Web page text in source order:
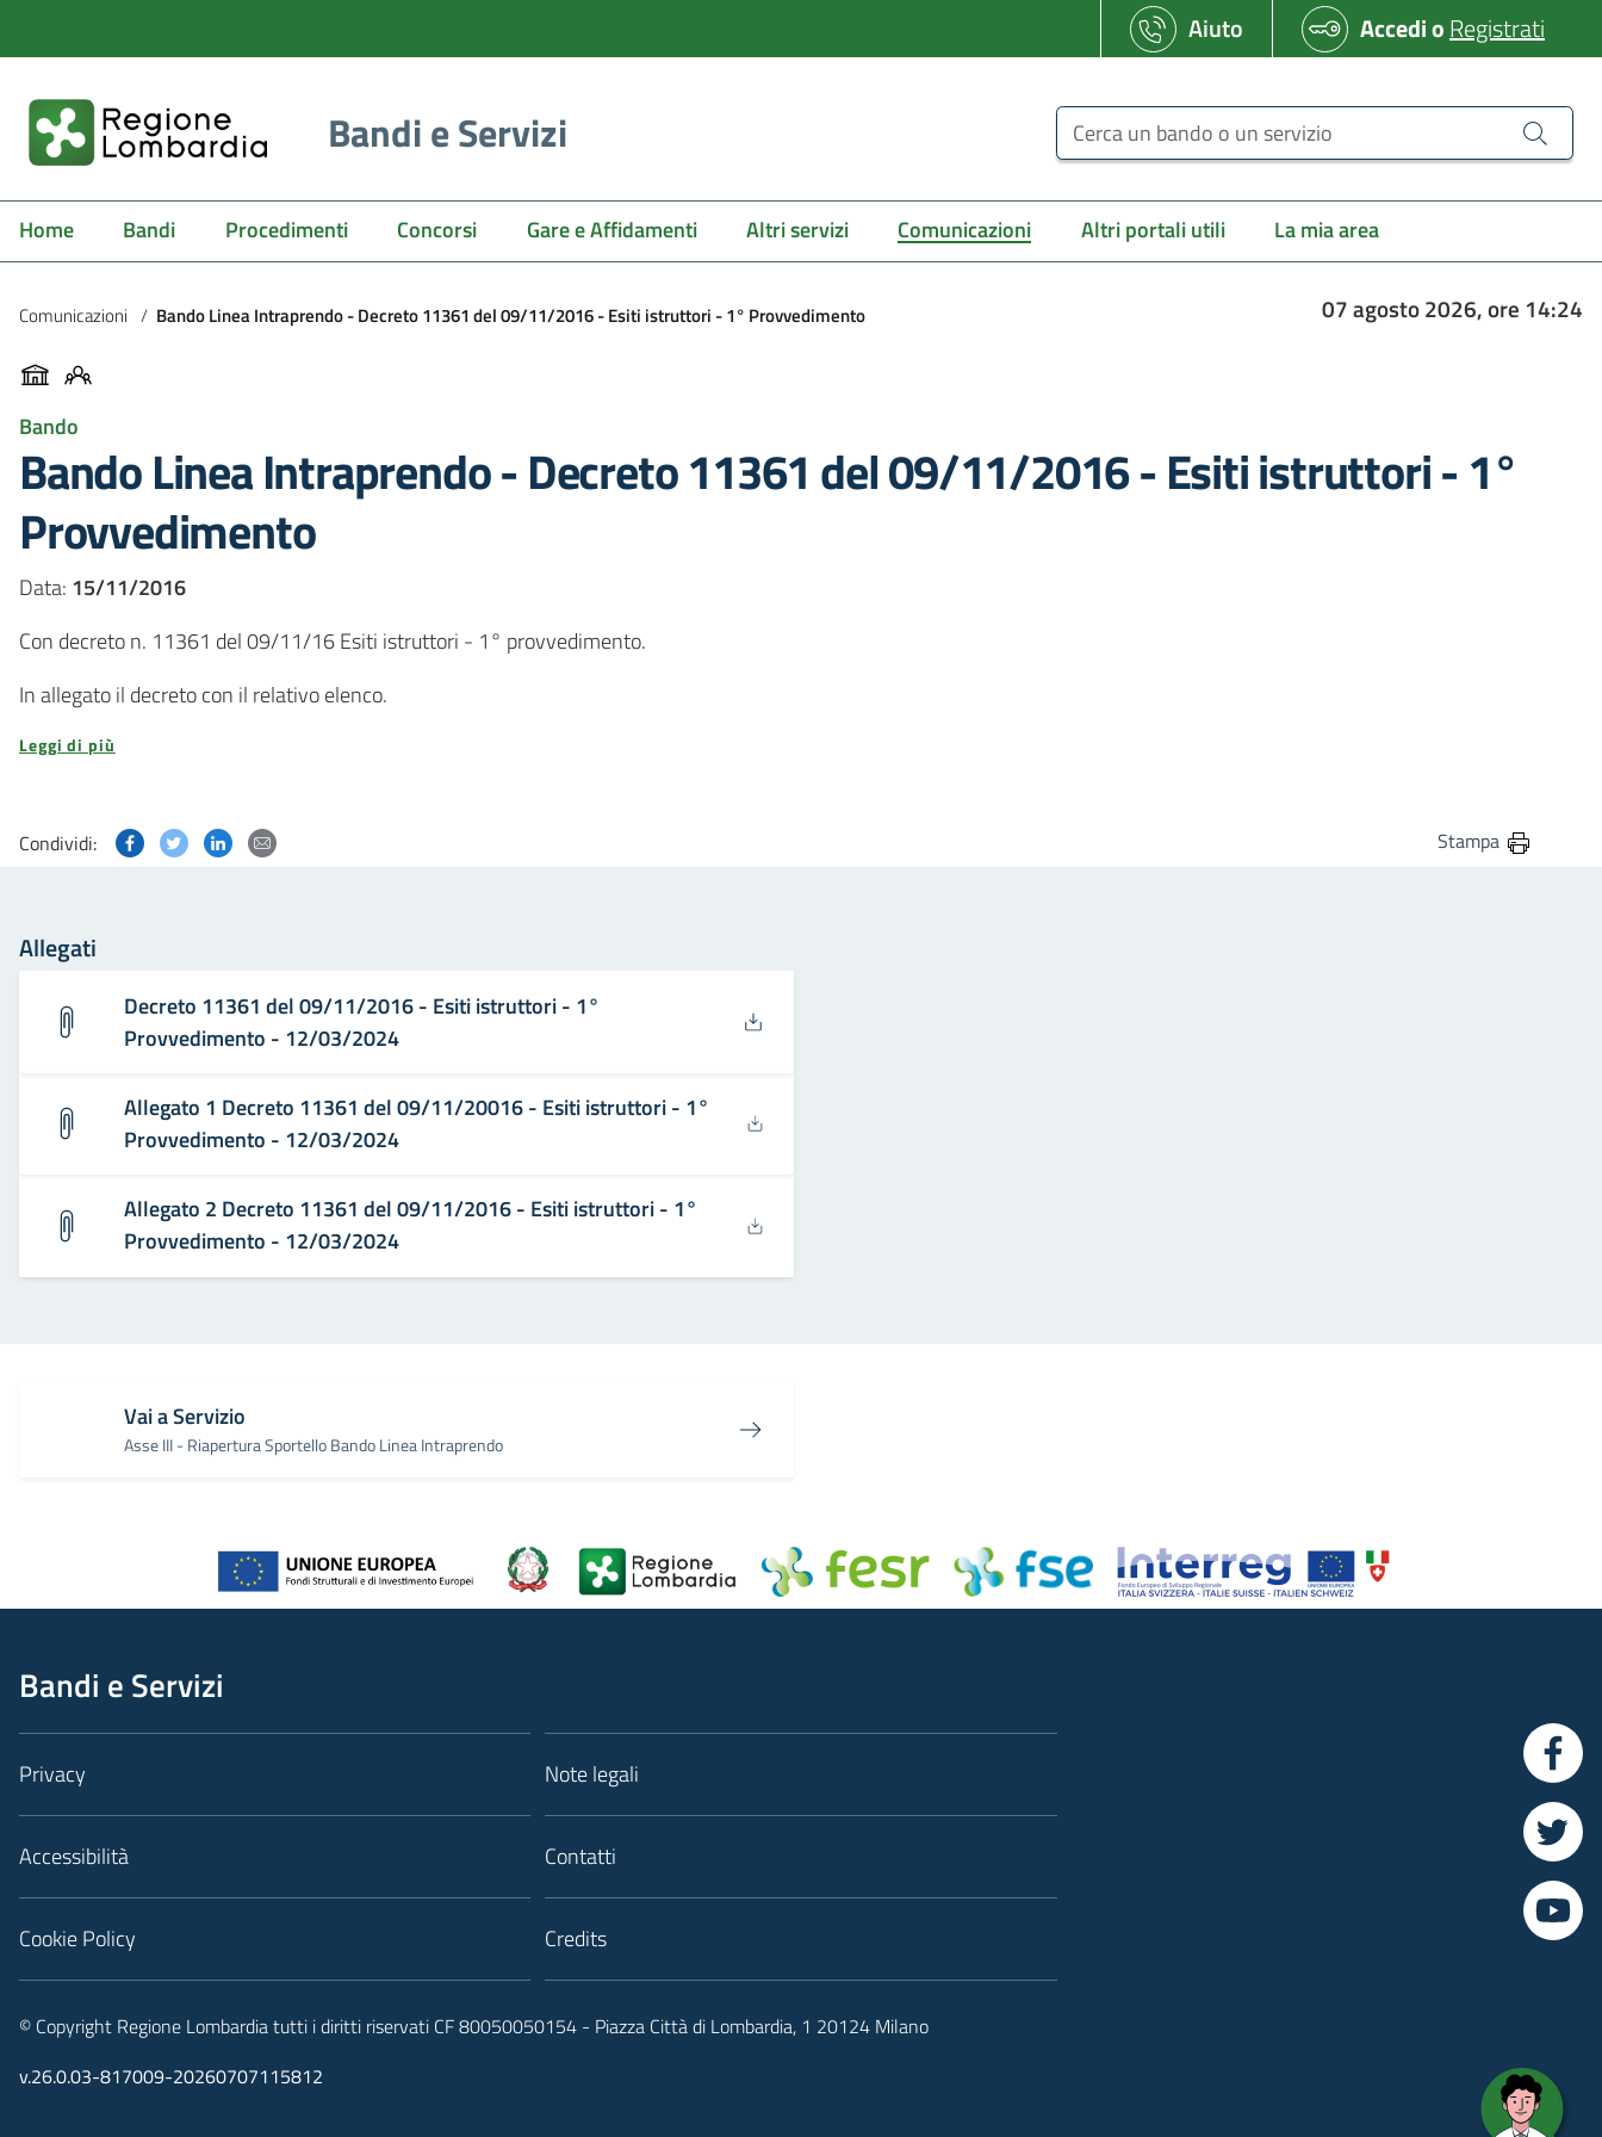
Aiuto AccedioRegistrati
Bandi e Servizi Cerca un bando o un servizio
Home Bandi Procedimenti Concorsi Gare e Affidamenti Altri servizi Comunicazioni Altri portali utili La mia area
Comunicazioni / Bando Linea Intraprendo - Decreto 11361 del 09/11/2016 - Esiti istruttori - 1° Provvedimento 07 agosto 2026, ore 14:24
Bando
Bando Linea Intraprendo - Decreto 11361 del 09/11/2016 - Esiti istruttori - 1°
Provvedimento
Data: 15/11/2016
Con decreto n. 11361 del 09/11/16 Esiti istruttori - 1° provvedimento.
In allegato il decreto con il relativo elenco.
Leggi di più
Condividi: Condividi questa pagina su Facebook
Condividi questa pagina su Twitter
Condividi questa pagina su Linkedin Stampa
Allegati
Decreto 11361 del 09/11/2016 - Esiti istruttori - 1°
Provvedimento - 12/03/2024
Allegato 1 Decreto 11361 del 09/11/20016 - Esiti istruttori - 1°
Provvedimento - 12/03/2024
Allegato 2 Decreto 11361 del 09/11/2016 - Esiti istruttori - 1°
Provvedimento - 12/03/2024
Vai a Servizio
Asse III - Riapertura Sportello Bando Linea Intraprendo
Bandi e Servizi
Privacy
Accessibilità
Cookie Policy
Note legali
Contatti
Credits
© Copyright Regione Lombardia tutti i diritti riservati CF 80050050154 - Piazza Città di Lombardia, 1 20124 Milano
v.26.0.03-817009-20260707115812